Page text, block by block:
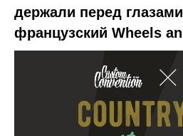
держали перед
французский Wheels